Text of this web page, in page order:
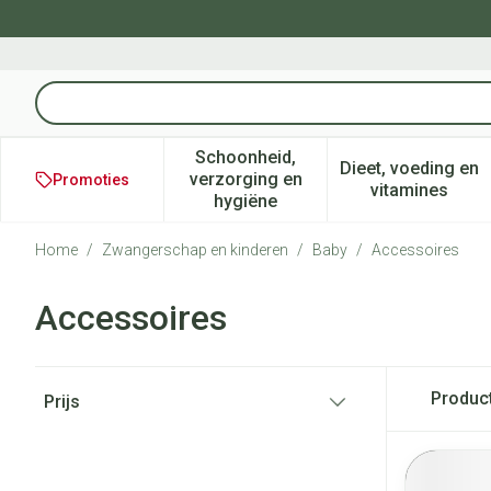
Product, merk, categorie...
Promoties
Schoonheid,
verzorging en
hygiëne
Toon submenu voor
Dieet, voeding en
vitamines
Toon
Home / Zwangerschap en kinderen / Baby / Accessoires
Accessoires
Prijs